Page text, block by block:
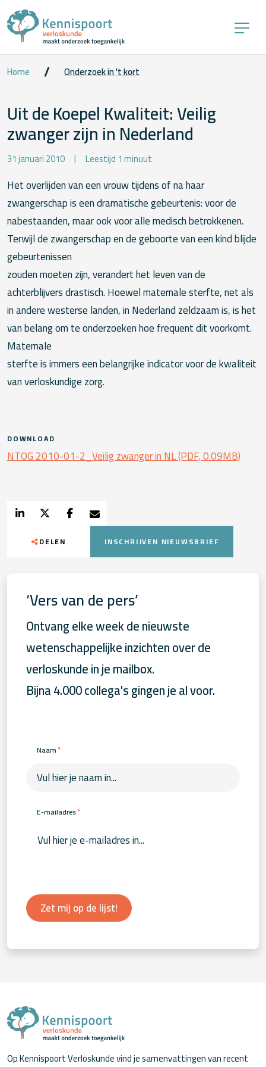
Home Onderzoek in 't kort
Uit de Koepel Kwaliteit: Veilig
zwanger zijn in Nederland
31 januari 2010 Leestijd 1 minuut
Het overlijden van een vrouw tijdens of na haar
zwangerschap is een dramatische gebeurtenis: voor de
nabestaanden, maar ook voor alle medisch betrokkenen.
Terwijl de zwangerschap en de geboorte van een kind blijde
gebeurtenissen
zouden moeten zijn, verandert het leven van de
achterblijvers drastisch. Hoewel maternale sterfte, net als
in andere westerse landen, in Nederland zeldzaam is, is het
van belang om te onderzoeken hoe frequent dit voorkomt.
Maternale
sterfte is immers een belangrijke indicator voor de kwaliteit
van verloskundige zorg.
DOWNLOAD
NTOG 2010-01-2_Veilig zwanger in NL (PDF, 0.09MB)
DELEN INSCHRIJVEN NIEUWSBRIEF
‘Vers van de pers’
Ontvang elke week de nieuwste
wetenschappelijke inzichten over de
verloskunde in je mailbox.
Bijna 4.000 collega's gingen je al voor.
Naam*
E-mailadres*
Zet mij op de lijst!
Op Kennispoort Verloskunde vind je samenvattingen van recent